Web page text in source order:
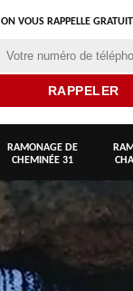
ON VOUS RAPPELLE
RAMONAGE DE
CHEMINÉE 31